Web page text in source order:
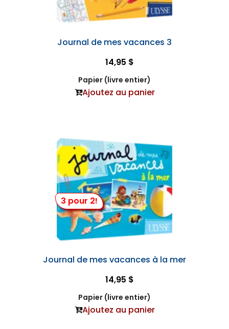
Journal de mes vacances 3
14,95 $
Papier (livre entier)
Ajoutez au panier
3 pour 2!
Journal de mes vacances à la mer
14,95 $
Papier (livre entier)
Ajoutez au panier